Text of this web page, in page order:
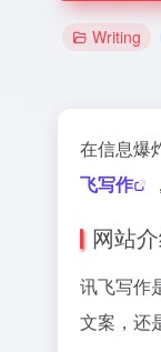
Writing
在信息爆
飞写作
网站
讯飞写作
文案，还